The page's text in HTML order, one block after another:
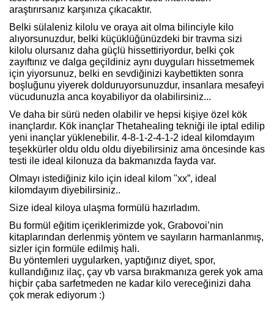
araştırırsanız karşınıza çıkacaktır.
Belki sülaleniz kilolu ve oraya ait olma bilinciyle kilo
alıyorsunuzdur, belki küçüklüğünüzdeki bir travma sizi
kilolu olursanız daha güçlü hissettiriyordur, belki çok
zayıftınız ve dalga geçildiniz aynı duyguları hissetmemek
için yiyorsunuz, belki en sevdiğinizi kaybettikten sonra
boşluğunu yiyerek dolduruyorsunuzdur, insanlara mesafeyi
vücudunuzla anca koyabiliyor da olabilirsiniz...
Ve daha bir sürü neden olabilir ve hepsi kişiye özel kök
inançlardır. Kök inançlar Thetahealing tekniği ile iptal edilip
yeni inançlar yüklenebilir. 4-8-1-2-4-1-2 ideal kilomdayım
teşekkürler oldu oldu oldu diyebilirsiniz ama öncesinde kas
testi ile ideal kilonuza da bakmanızda fayda var.
Olmayı istediğiniz kilo için ideal kilom "xx”, ideal
kilomdayım diyebilirsiniz..
Size ideal kiloya ulaşma formülü hazırladım.
Bu formül eğitim içeriklerimizde yok, Grabovoi’nin
kitaplarından derlenmiş yöntem ve sayıların harmanlanmış,
sizler için formüle edilmiş hali.
Bu yöntemleri uygularken, yaptığınız diyet, spor,
kullandığınız ilaç, çay vb varsa bırakmanıza gerek yok ama
hiçbir çaba sarfetmeden ne kadar kilo vereceğinizi daha
çok merak ediyorum :)